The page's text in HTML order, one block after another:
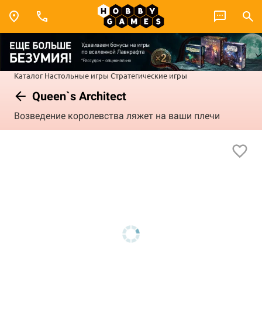
Каталог Настольные игры Стратегические игры
Queen`s Architect
Возведение королевства ляжет на ваши плечи